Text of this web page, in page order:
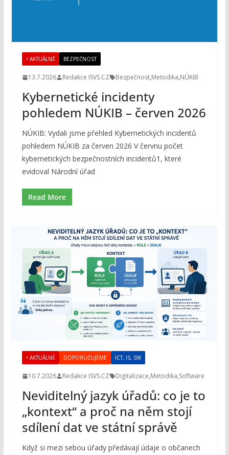
• AKTUÁLNĚ BEZPEČNOST
13.7.2026 Redakce ISVS.CZ Bezpečnost,Metodika,NÚKIB
Kybernetické incidenty
pohledem NÚKIB – červen 2026
NÚKIB: Vydali jsme přehled Kybernetických incidentů
pohledem NÚKIB za červen 2026 V červnu počet
kybernetických bezpečnostních incidentů1, které
evidoval Národní úřad
Read More
• AKTUÁLNĚ DOPORUČUJEME ICT, IS, SW
10.7.2026 Redakce ISVS.CZ Digitalizace,Metodika,Software
Neviditelný jazyk úřadů: co je to
„kontext“ a proč na něm stojí
sdílení dat ve státní správě
Když si mezi sebou úřady předávají údaje o občanech